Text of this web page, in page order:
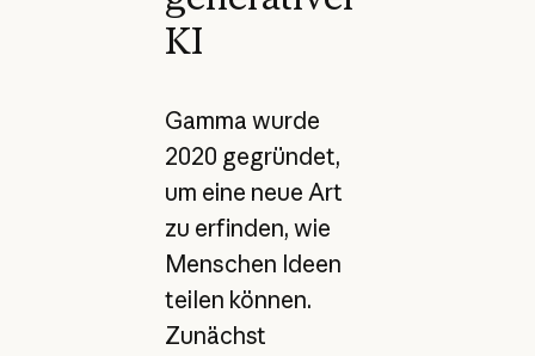
KI
Gamma wurde
2020 gegründet,
um eine neue Art
zu erfinden, wie
Menschen Ideen
teilen können.
Zunächst